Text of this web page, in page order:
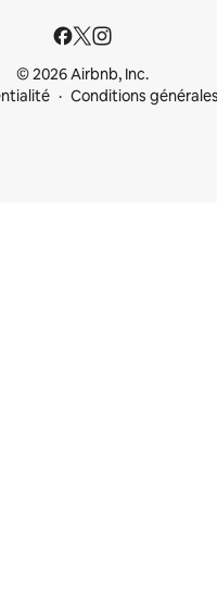
© 2026 Airbnb, Inc.
Conditions générales